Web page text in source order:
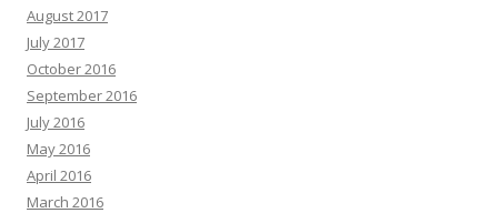
August 2017
July 2017
October 2016
September 2016
July 2016
May 2016
April 2016
March 2016